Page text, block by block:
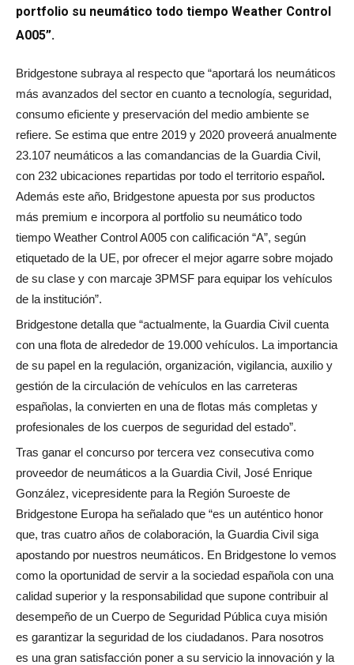
portfolio su neumático todo tiempo Weather Control
A005”.
Bridgestone subraya al respecto que “aportará los neumáticos
más avanzados del sector en cuanto a tecnología, seguridad,
consumo eficiente y preservación del medio ambiente se
refiere. Se estima que entre 2019 y 2020 proveerá anualmente
23.107 neumáticos a las comandancias de la Guardia Civil,
con 232 ubicaciones repartidas por todo el territorio español.
Además este año, Bridgestone apuesta por sus productos
más premium e incorpora al portfolio su neumático todo
tiempo Weather Control A005 con calificación “A”, según
etiquetado de la UE, por ofrecer el mejor agarre sobre mojado
de su clase y con marcaje 3PMSF para equipar los vehículos
de la institución”.
Bridgestone detalla que “actualmente, la Guardia Civil cuenta
con una flota de alrededor de 19.000 vehículos. La importancia
de su papel en la regulación, organización, vigilancia, auxilio y
gestión de la circulación de vehículos en las carreteras
españolas, la convierten en una de flotas más completas y
profesionales de los cuerpos de seguridad del estado”.
Tras ganar el concurso por tercera vez consecutiva como
proveedor de neumáticos a la Guardia Civil, José Enrique
González, vicepresidente para la Región Suroeste de
Bridgestone Europa ha señalado que “es un auténtico honor
que, tras cuatro años de colaboración, la Guardia Civil siga
apostando por nuestros neumáticos. En Bridgestone lo vemos
como la oportunidad de servir a la sociedad española con una
calidad superior y la responsabilidad que supone contribuir al
desempeño de un Cuerpo de Seguridad Pública cuya misión
es garantizar la seguridad de los ciudadanos. Para nosotros
es una gran satisfacción poner a su servicio la innovación y la